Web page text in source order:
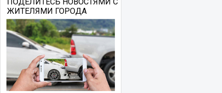
ЖИТЕЛЯМИ ГОРОДА